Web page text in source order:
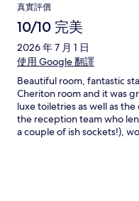
真實評價
10/10 完美
2026 年 7 月 1 日
使用 Google 翻譯
Beautiful room, fantastic
Cheriton room and it was
luxe toiletries as well as
the reception team who
a couple of ish sockets!),